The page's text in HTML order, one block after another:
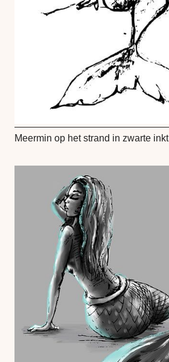
Meermin op het strand in zwarte inkt